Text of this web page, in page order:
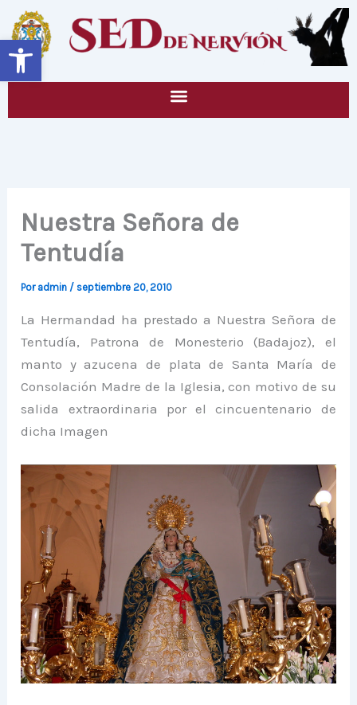
Abrir barra de herramientas
contenido
Nuestra Señora de
Tentudía
Por admin / septiembre 20, 2010
La Hermandad ha prestado a Nuestra Señora de
Tentudía, Patrona de Monesterio (Badajoz), el
manto y azucena de plata de Santa María de
Consolación Madre de la Iglesia, con motivo de su
salida extraordinaria por el cincuentenario de
dicha Imagen